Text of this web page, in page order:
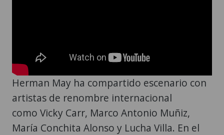
Herman May ha compartido escenario con
artistas de renombre internacional
como Vicky Carr, Marco Antonio Muñiz,
María Conchita Alonso y Lucha Villa. En el